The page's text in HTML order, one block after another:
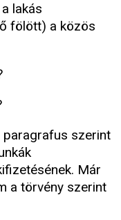
lakás
fölött) a közös
paragrafus szerint
Már
a törvény szerint